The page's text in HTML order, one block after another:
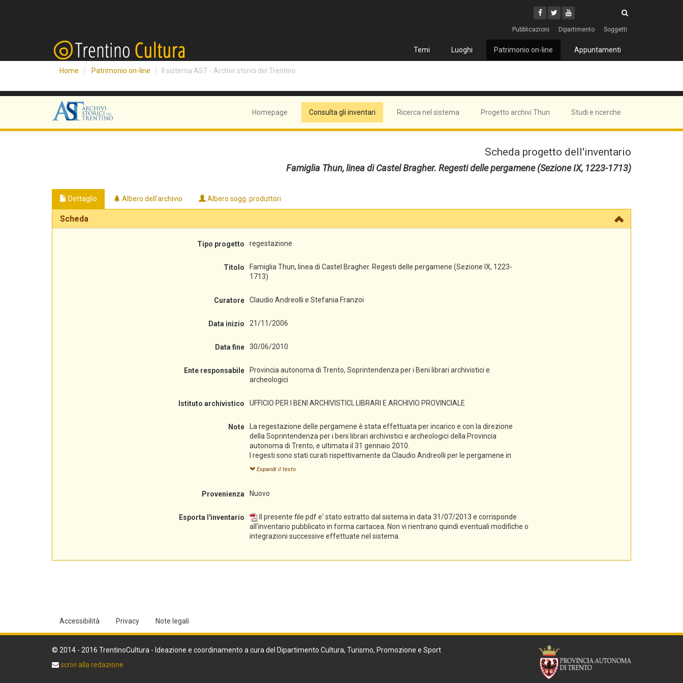
Facebook
Twitter
Youtube
Pubblicazioni Dipartimento Soggetti
Temi Luoghi Patrimonio on-line Appuntamenti
Home Patrimonio on-line Il sistema AST - Archivi storici del Trentino
Homepage Consulta gli inventari Ricerca nel sistema Progetto archivi Thun Studi e ricerche
Scheda progetto dell'inventario
Famiglia Thun, linea di Castel Bragher. Regesti delle pergamene (Sezione IX, 1223-1713)
Dettaglio Albero dell'archivio Albero sogg. produttori
Scheda
Tipo progetto regestazione
Titolo
Famiglia Thun, linea di Castel Bragher. Regesti delle pergamene (Sezione IX, 1223-
1713)
Curatore Claudio Andreolli e Stefania Franzoi
Data inizio 21/11/2006
Data fine 30/06/2010
Ente responsabile
Provincia autonoma di Trento, Soprintendenza per i Beni librari archivistici e
archeologici
Istituto archivistico UFFICIO PER I BENI ARCHIVISTICI, LIBRARI E ARCHIVIO PROVINCIALE
Note
La regestazione delle pergamene è stata effettuata per incarico e con la direzione
della Soprintendenza per i beni librari archivistici e archeologici della Provincia
autonoma di Trento, e ultimata il 31 gennaio 2010.
I regesti sono stati curati rispettivamente da Claudio Andreolli per le pergamene in
latino, da Stefania Franzoi per le pergamene in tedesco.
Espandi il testo
Provenienza Nuovo
Esporta l'inventario
Il presente file pdf e' stato estratto dal sistema in data 31/07/2013 e corrisponde
all'inventario pubblicato in forma cartacea. Non vi rientrano quindi eventuali modifiche o
integrazioni successive effettuate nel sistema.
Accessibilità Privacy Note legali
© 2014 - 2016 TrentinoCultura - Ideazione e coordinamento a cura del Dipartimento Cultura, Turismo, Promozione e Sport
scrivi alla redazione